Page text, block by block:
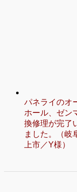
パネライのオ
ホール、ゼン
換修理が完了
ました。（岐
上市／Y様）